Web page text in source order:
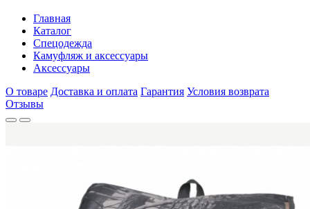
Главная
Каталог
Спецодежда
Камуфляж и аксессуары
Аксессуары
О товаре Доставка и оплата Гарантия Условия возврата
Отзывы